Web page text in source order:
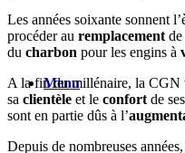
Menu
Les années soixante sonnent
procéder au remplacement
du charbon pour les engins à
A la fin du millénaire, la CGN
sa clientèle et le confort de ses
sont en partie dûs à l’
Depuis de nombreuses